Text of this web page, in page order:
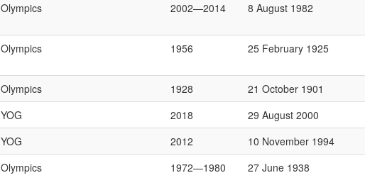
Olympics 2002—2014 8 August 1982
Olympics 1956 25 February 1925
Olympics 1928 21 October 1901
YOG 2018 29 August 2000
YOG 2012 10 November 1994
Olympics 1972—1980 27 June 1938